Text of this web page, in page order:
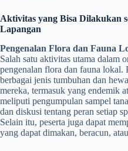
Aktivitas yang Bisa Dilakukan
Lapangan
Pengenalan Flora dan Fauna
Salah satu aktivitas utama dalam
pengenalan flora dan fauna lokal.
berbagai jenis tumbuhan dan
mereka, termasuk yang endemik
meliputi pengumpulan sampel
dan diskusi tentang peran setiap
Selain itu, peserta juga dapat
yang dapat dimakan, beracun,